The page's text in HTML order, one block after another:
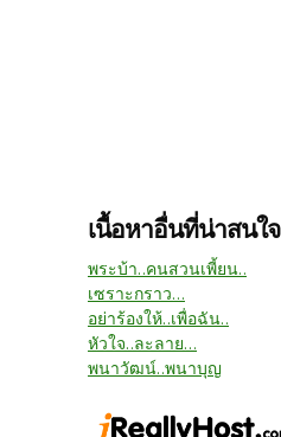
เนื้อหาอื่นที่น่าสนใจ
พระบ้า..คนสวนเพี้ยน..
เซราะกราว...
อย่าร้องให้..เพื่อฉัน..
หัวใจ..ละลาย...
พนาวัฒน์..พนาบุญ